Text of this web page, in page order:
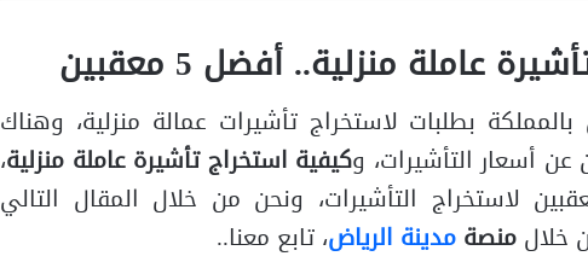
عاملة منزلية.. أفضل 5 معقبين
بطلبات لاستخراج تأشيرات عمالة منزلية، وهناك
أسعار التأشيرات، وكيفية استخراج تأشيرة عاملة منزلية،
لاستخراج التأشيرات، ونحن من خلال المقال التالي
خلالمنصةمدينة الرياض، تابع معنا..